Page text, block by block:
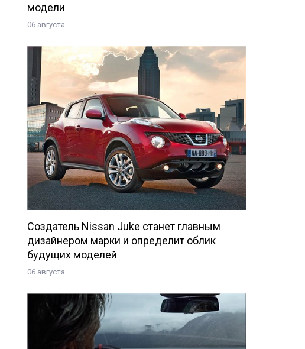
модели
06 августа
Создатель Nissan Juke станет главным
дизайнером марки и определит облик
будущих моделей
06 августа